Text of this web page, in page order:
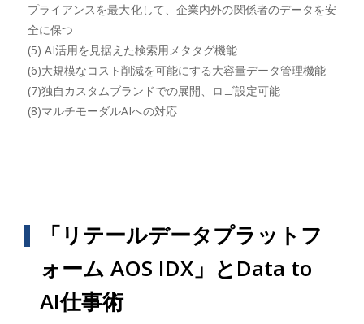
プライアンスを最大化して、企業内外の関係者のデータを安
全に保つ
(5) AI活用を見据えた検索用メタタグ機能
(6)大規模なコスト削減を可能にする大容量データ管理機能
(7)独自カスタムブランドでの展開、ロゴ設定可能
(8)マルチモーダルAIへの対応
「リテールデータプラットフ
ォーム AOS IDX」とData to
AI仕事術